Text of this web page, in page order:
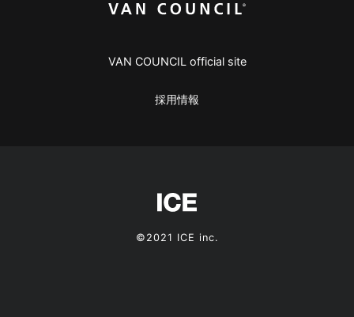
VAN COUNCIL official site
採用情報
©2021 ICE inc.